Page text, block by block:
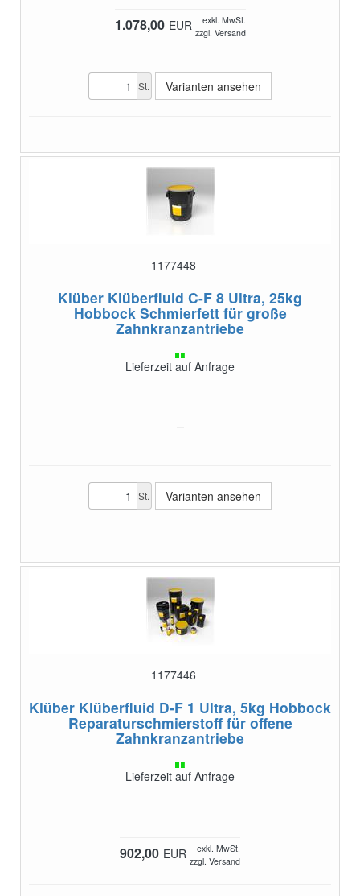
1.078,00 EUR
exkl. MwSt.
zzgl. Versand
St. Varianten ansehen
1177448
Klüber Klüberfluid C-F 8 Ultra, 25kg
Hobbock Schmierfett für große
Zahnkranzantriebe
Lieferzeit auf Anfrage
St. Varianten ansehen
1177446
Klüber Klüberfluid D-F 1 Ultra, 5kg Hobbock
Reparaturschmierstoff für offene
Zahnkranzantriebe
Lieferzeit auf Anfrage
902,00 EUR
exkl. MwSt.
zzgl. Versand